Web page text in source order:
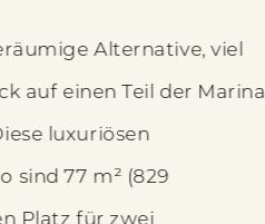
Alternative, viel
auf einen Teil der Marina
luxuriösen
sind 77 m² (829
Platz für zwei